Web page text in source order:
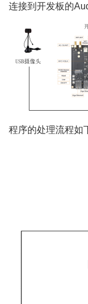
连接到开发板的
程序的处理流程如